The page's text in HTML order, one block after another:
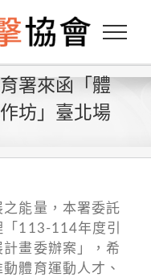
署來函「體
坊」臺北場
能量，本署委託
113-114年度引
畫委辦案」，希
體育運動人才、